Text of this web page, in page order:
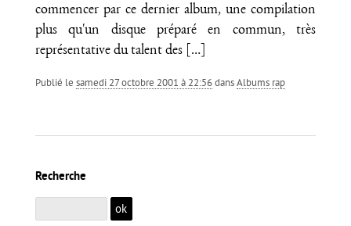
commencer par ce dernier album, une compilation
plus qu'un disque préparé en commun, très
représentative du talent des
[…]
Publié le samedi 27 octobre 2001 à 22:56dansAlbums rap
Recherche